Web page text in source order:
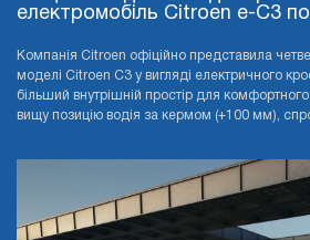
електромобіль Citroen e-C3
Компанія Citroen офіційно представила
моделі Citroen C3 у вигляді електричного
більший внутрішній простір для
вищу позицію водія за кермом (+100 мм),